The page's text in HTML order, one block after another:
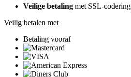
Veilige betaling met SSL-codering
Veilig betalen met
Betaling vooraf